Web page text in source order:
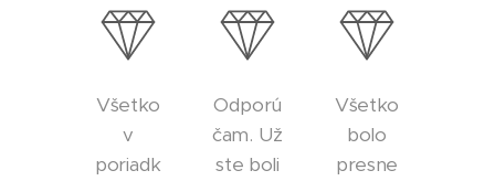
Všetko
v
poriadk
Odporú
čam. Už
ste boli
Všetko
bolo
presne